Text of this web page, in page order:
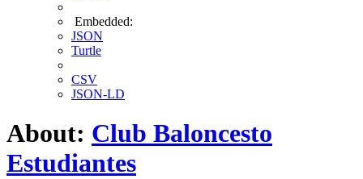
Embedded:
JSON
Turtle
CSV
JSON-LD
About: Club Baloncesto
Estudiantes